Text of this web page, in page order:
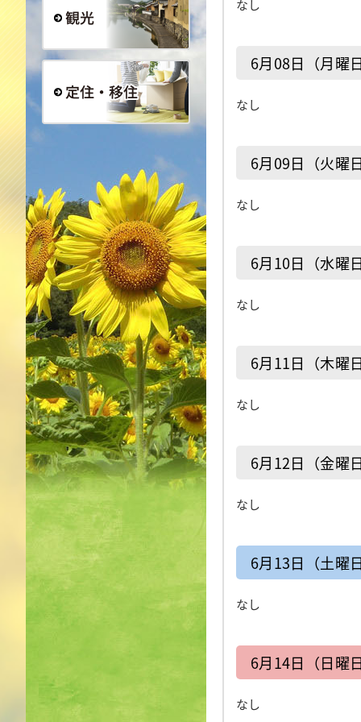
定住・移住
なし
6月08日（月曜日
なし
6月09日（火曜日
なし
6月10日（水曜日
なし
6月11日（木曜日
なし
6月12日（金曜日
なし
6月13日（土曜日
なし
6月14日（日曜日
なし